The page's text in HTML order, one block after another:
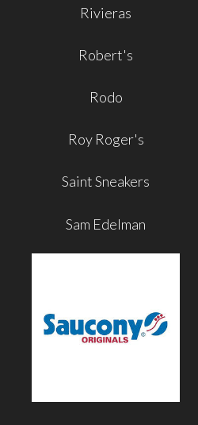
Rivieras
Robert's
Rodo
Roy Roger's
Saint Sneakers
Sam Edelman